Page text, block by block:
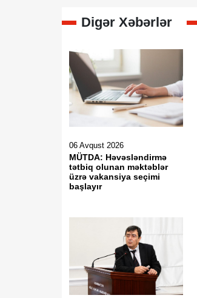
Digər Xəbərlər
06 Avqust 2026
MÜTDA: Həvəsləndirmə
tətbiq olunan məktəblər
üzrə vakansiya seçimi
başlayır